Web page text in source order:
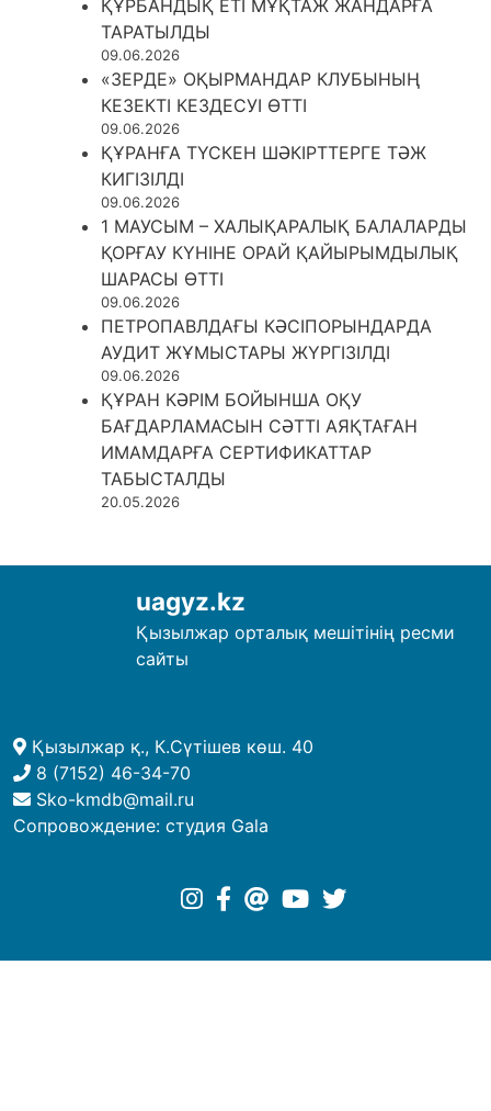
ҚҰРБАНДЫҚ ЕТІ МҰҚТАЖ ЖАНДАРҒА
ТАРАТЫЛДЫ
09.06.2026
«ЗЕРДЕ» ОҚЫРМАНДАР КЛУБЫНЫҢ
КЕЗЕКТІ КЕЗДЕСУІ ӨТТІ
09.06.2026
ҚҰРАНҒА ТҮСКЕН ШӘКІРТТЕРГЕ ТӘЖ
КИГІЗІЛДІ
09.06.2026
1 МАУСЫМ – ХАЛЫҚАРАЛЫҚ БАЛАЛАРДЫ
ҚОРҒАУ КҮНІНЕ ОРАЙ ҚАЙЫРЫМДЫЛЫҚ
ШАРАСЫ ӨТТІ
09.06.2026
ПЕТРОПАВЛДАҒЫ КӘСІПОРЫНДАРДА
АУДИТ ЖҰМЫСТАРЫ ЖҮРГІЗІЛДІ
09.06.2026
ҚҰРАН КӘРІМ БОЙЫНША ОҚУ
БАҒДАРЛАМАСЫН СӘТТІ АЯҚТАҒАН
ИМАМДАРҒА СЕРТИФИКАТТАР
ТАБЫСТАЛДЫ
20.05.2026
uagyz.kz
Қызылжар орталық мешітінің ресми
сайты
Қызылжар қ., К.Сүтішев көш. 40
8 (7152) 46-34-70
Sko-kmdb@mail.ru
Сопровождение: студия Gala